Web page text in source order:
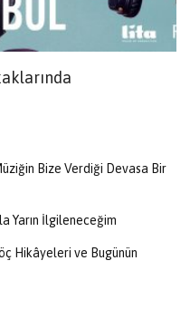
Bize Verdiği Devasa Bir
Yarın İlgileneceğim
Hikâyeleri ve Bugünün